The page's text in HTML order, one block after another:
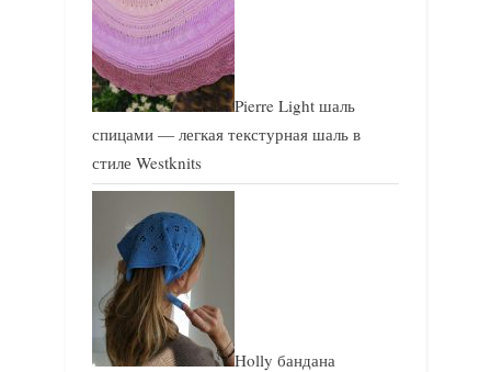
Pierre Light шаль
спицами — легкая текстурная шаль в
стиле Westknits
Holly бандана